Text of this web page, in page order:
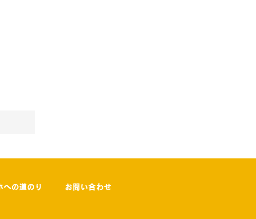
への道のり お問い合わせ